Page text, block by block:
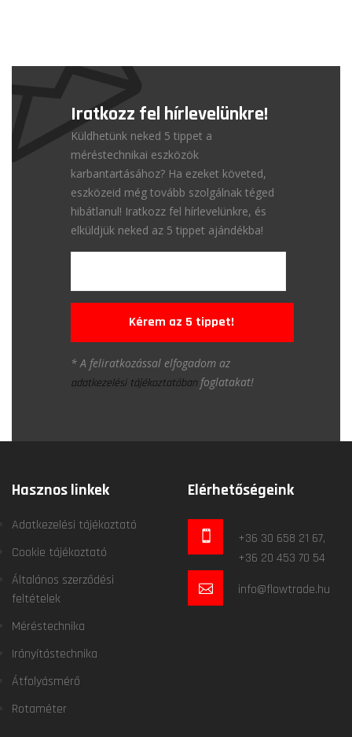
Iratkozz fel hírlevelünkre!
Küldhetünk neked 5 tippet a
méréstechnikai eszközök
karbantartásához? Ha ezeket követed,
eszközeid még tovább szolgálnak téged
hibátlanul! Iratkozz fel hírlevelünkre, és
elküldjük neked az 5 tippet ajándékba!
Kérem az 5 tippet!
* A feliratkozással elfogadom az
adatkezelési tájékoztatóbanfoglatakat!
Hasznos linkek
Adatkezelési tájékoztató
Cookie tájékoztató
Általános szerződési
feltételek
Méréstechnika
Irányítástechnika
Átfolyásmérő
Rotaméter
Elérhetőségeink
+36 30 658 21 67,
+36 20 453 70 54
info@flowtrade.hu